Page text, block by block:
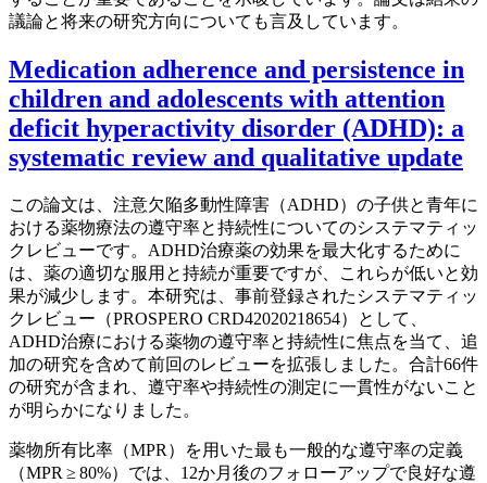
議論と将来の研究方向についても言及しています。
Medication adherence and persistence in
children and adolescents with attention
deficit hyperactivity disorder (ADHD): a
systematic review and qualitative update
この論文は、注意欠陥多動性障害（ADHD）の子供と青年に
おける薬物療法の遵守率と持続性についてのシステマティッ
クレビューです。ADHD治療薬の効果を最大化するために
は、薬の適切な服用と持続が重要ですが、これらが低いと効
果が減少します。本研究は、事前登録されたシステマティッ
クレビュー（PROSPERO CRD42020218654）として、
ADHD治療における薬物の遵守率と持続性に焦点を当て、追
加の研究を含めて前回のレビューを拡張しました。合計66件
の研究が含まれ、遵守率や持続性の測定に一貫性がないこと
が明らかになりました。
薬物所有比率（MPR）を用いた最も一般的な遵守率の定義
（MPR ≥ 80%）では、12か月後のフォローアップで良好な遵